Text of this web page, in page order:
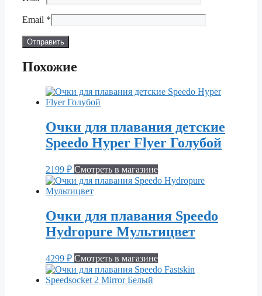
Email *
Похожие
Очки для плавания детские
Speedo Hyper Flyer Голубой
2199 ₽ Смотреть в магазине
Очки для плавания Speedo
Hydropure Мультицвет
4299 ₽ Смотреть в магазине